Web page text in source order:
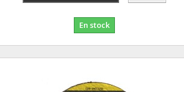
En stock